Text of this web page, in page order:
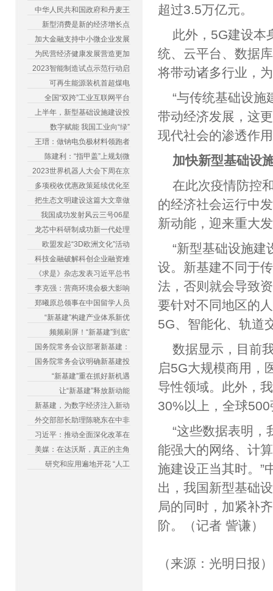
中华人民共和国政府和丹麦王
新型消费是新的经济增长点
加大金融支持中小微企业发展
为民营经济健康发展营造更加
2023智能制造试点示范行动启
可再生能源装机首超煤电
全国“双跨”工业互联网平台
上半年，新型基础设施建设投
数字赋能 我国工业向“绿”
王瑨：做钠电负极材料领跑者
陈建利：“指甲盖”上规划微
2023世界机器人大会下周在京
多项税收优惠政策延续优化至
把生态文明建设这篇大文章做
我国成功发射风云三号06星
龙芯中科研制成功新一代处理
欧盟发起“3D欧洲文化”活动
科技金融破解科创企业融资难
《求是》杂志发表习近平总书
李克强：营商环境会极大影响
郑曦原总领事在中国留学人员
“新基建”构建产业体系新优
频频刷屏！“新基建”到底“
国务院常务会议部署新基建：
国务院常务会议明确新基建投
“新基建”重在抓好新机遇
让“新基建”释放新动能
新基建，为数字经济注入新动
外交部部长助理陈晓东在中非
习近平：推动全面深化改革在
美媒：在达沃斯，真正的主角
研究和应用遍地开花 “人工
超过3.5万亿元。
此外，5G建设本
统、云平台、数据
将带动诸多行业，
“与传统基础设
带动经济发展，这
现代社会的渗透作
加快新型基础设
在此次疫情防控
的经济社会运行中
新动能，迎来重大
“新型基础设施建
设。新基建不同于
法，否则就会导致
要针对不同地区的
5G、智能化、轨道
数据显示，目前
启5G大规模商用，
导性领域。此外，
30%以上，全球
“这些数据表明
能强大的网络、计
施建设正当其时。”
出，我国新型基础
局的同时，加紧补
阶。（记者 訾谦）
（来源：光明日报）